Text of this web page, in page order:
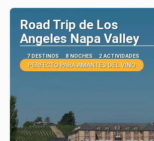
Road Trip de Los
Angeles Napa Valley
7 DESTINOS 8 NOCHES 2 ACTIVIDADES
PERFECTO PARA AMANTES DEL VINO